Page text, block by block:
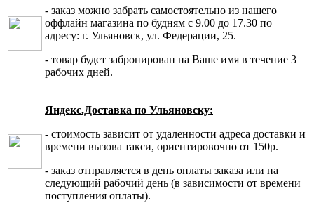
- заказ можно забрать самостоятельно из нашего
оффлайн магазина по будням с 9.00 до 17.30 по
адресу: г. Ульяновск, ул. Федерации, 25.
- товар будет забронирован на Ваше имя в течение 3
рабочих дней.
Яндекс.Доставка по Ульяновску:
- стоимость зависит от удаленности адреса доставки и
времени вызова такси, ориентировочно от 150р.
- заказ отправляется в день оплаты заказа или на
следующий рабочий день (в зависимости от времени
поступления оплаты).